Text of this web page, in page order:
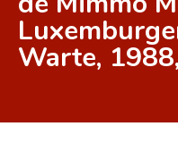
Autor(inn)en A-Z
Erweiterte Suche
Warte,